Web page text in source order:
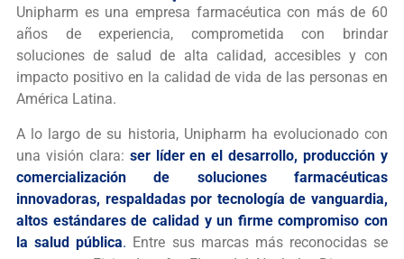
Unipharm es una empresa farmacéutica con más de 60
años de experiencia, comprometida con brindar
soluciones de salud de alta calidad, accesibles y con
impacto positivo en la calidad de vida de las personas en
América Latina.
A lo largo de su historia, Unipharm ha evolucionado con
una visión clara: ser líder en el desarrollo, producción y
comercialización de soluciones farmacéuticas
innovadoras, respaldadas por tecnología de vanguardia,
altos estándares de calidad y un firme compromiso con
la salud pública. Entre sus marcas más reconocidas se